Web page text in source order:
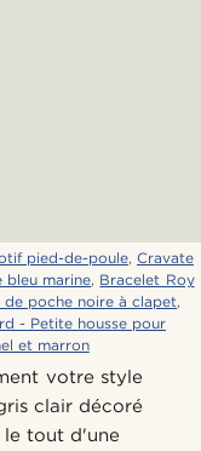
pied-de-poule, Cravate
bleu marine, Bracelet Roy
de poche noire à clapet,
- Petite housse pour
et marron
votre style
clair décoré
le tout d'une